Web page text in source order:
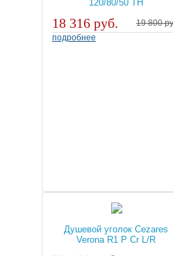
120/80/50 TH
19 800
18 316 руб.
подробнее
Душевой уголок Cezares
Verona R1 P Cr L/R